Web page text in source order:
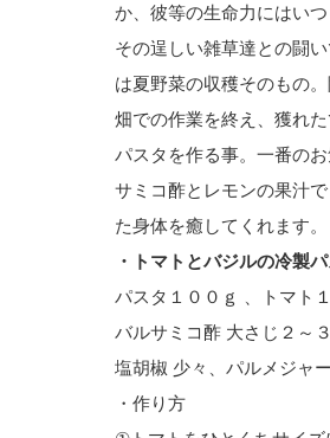
か、彼等の生命力にはい
その逞しい雑草達との闘
は夏野菜の収穫そのもの
畑での作業を終え、獲れ
パスタを作る事。一番の
サミコ酢とレモンの果汁
た身体を癒してくれます。
・トマトとバジルの冷製
パスタ１００ｇ 、トマト
バルサミコ酢 大さじ２～
塩胡椒 少々、パルメジャ
・作り方